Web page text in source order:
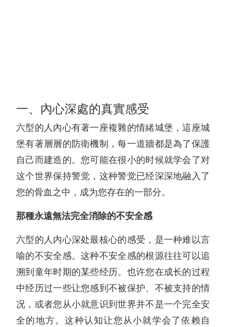
一、內心深處的真實感受
六型的人內心有著一座複雜的情緒城堡，這座城
堡有著層層的防衛機制，每一道牆都是為了保護
自己而建造的。您可能在很小的时候就学会了对
这个世界保持警觉，这种警觉已经深深地融入了
您的骨血之中，成为您存在的一部分。
那種永遠無法完全消除的不安全感
六型的人内心深处最核心的感受，是一种难以言
喻的不安全感。这种不安全感的根源往往可以追
溯到童年时期的某些经历。也许您在成长的过程
中经历过一些让您感到不被保护、不被支持的情
况，或者您从小就意识到世界并不是一个完全安
全的地方。这种认知让您从小就学会了依赖自